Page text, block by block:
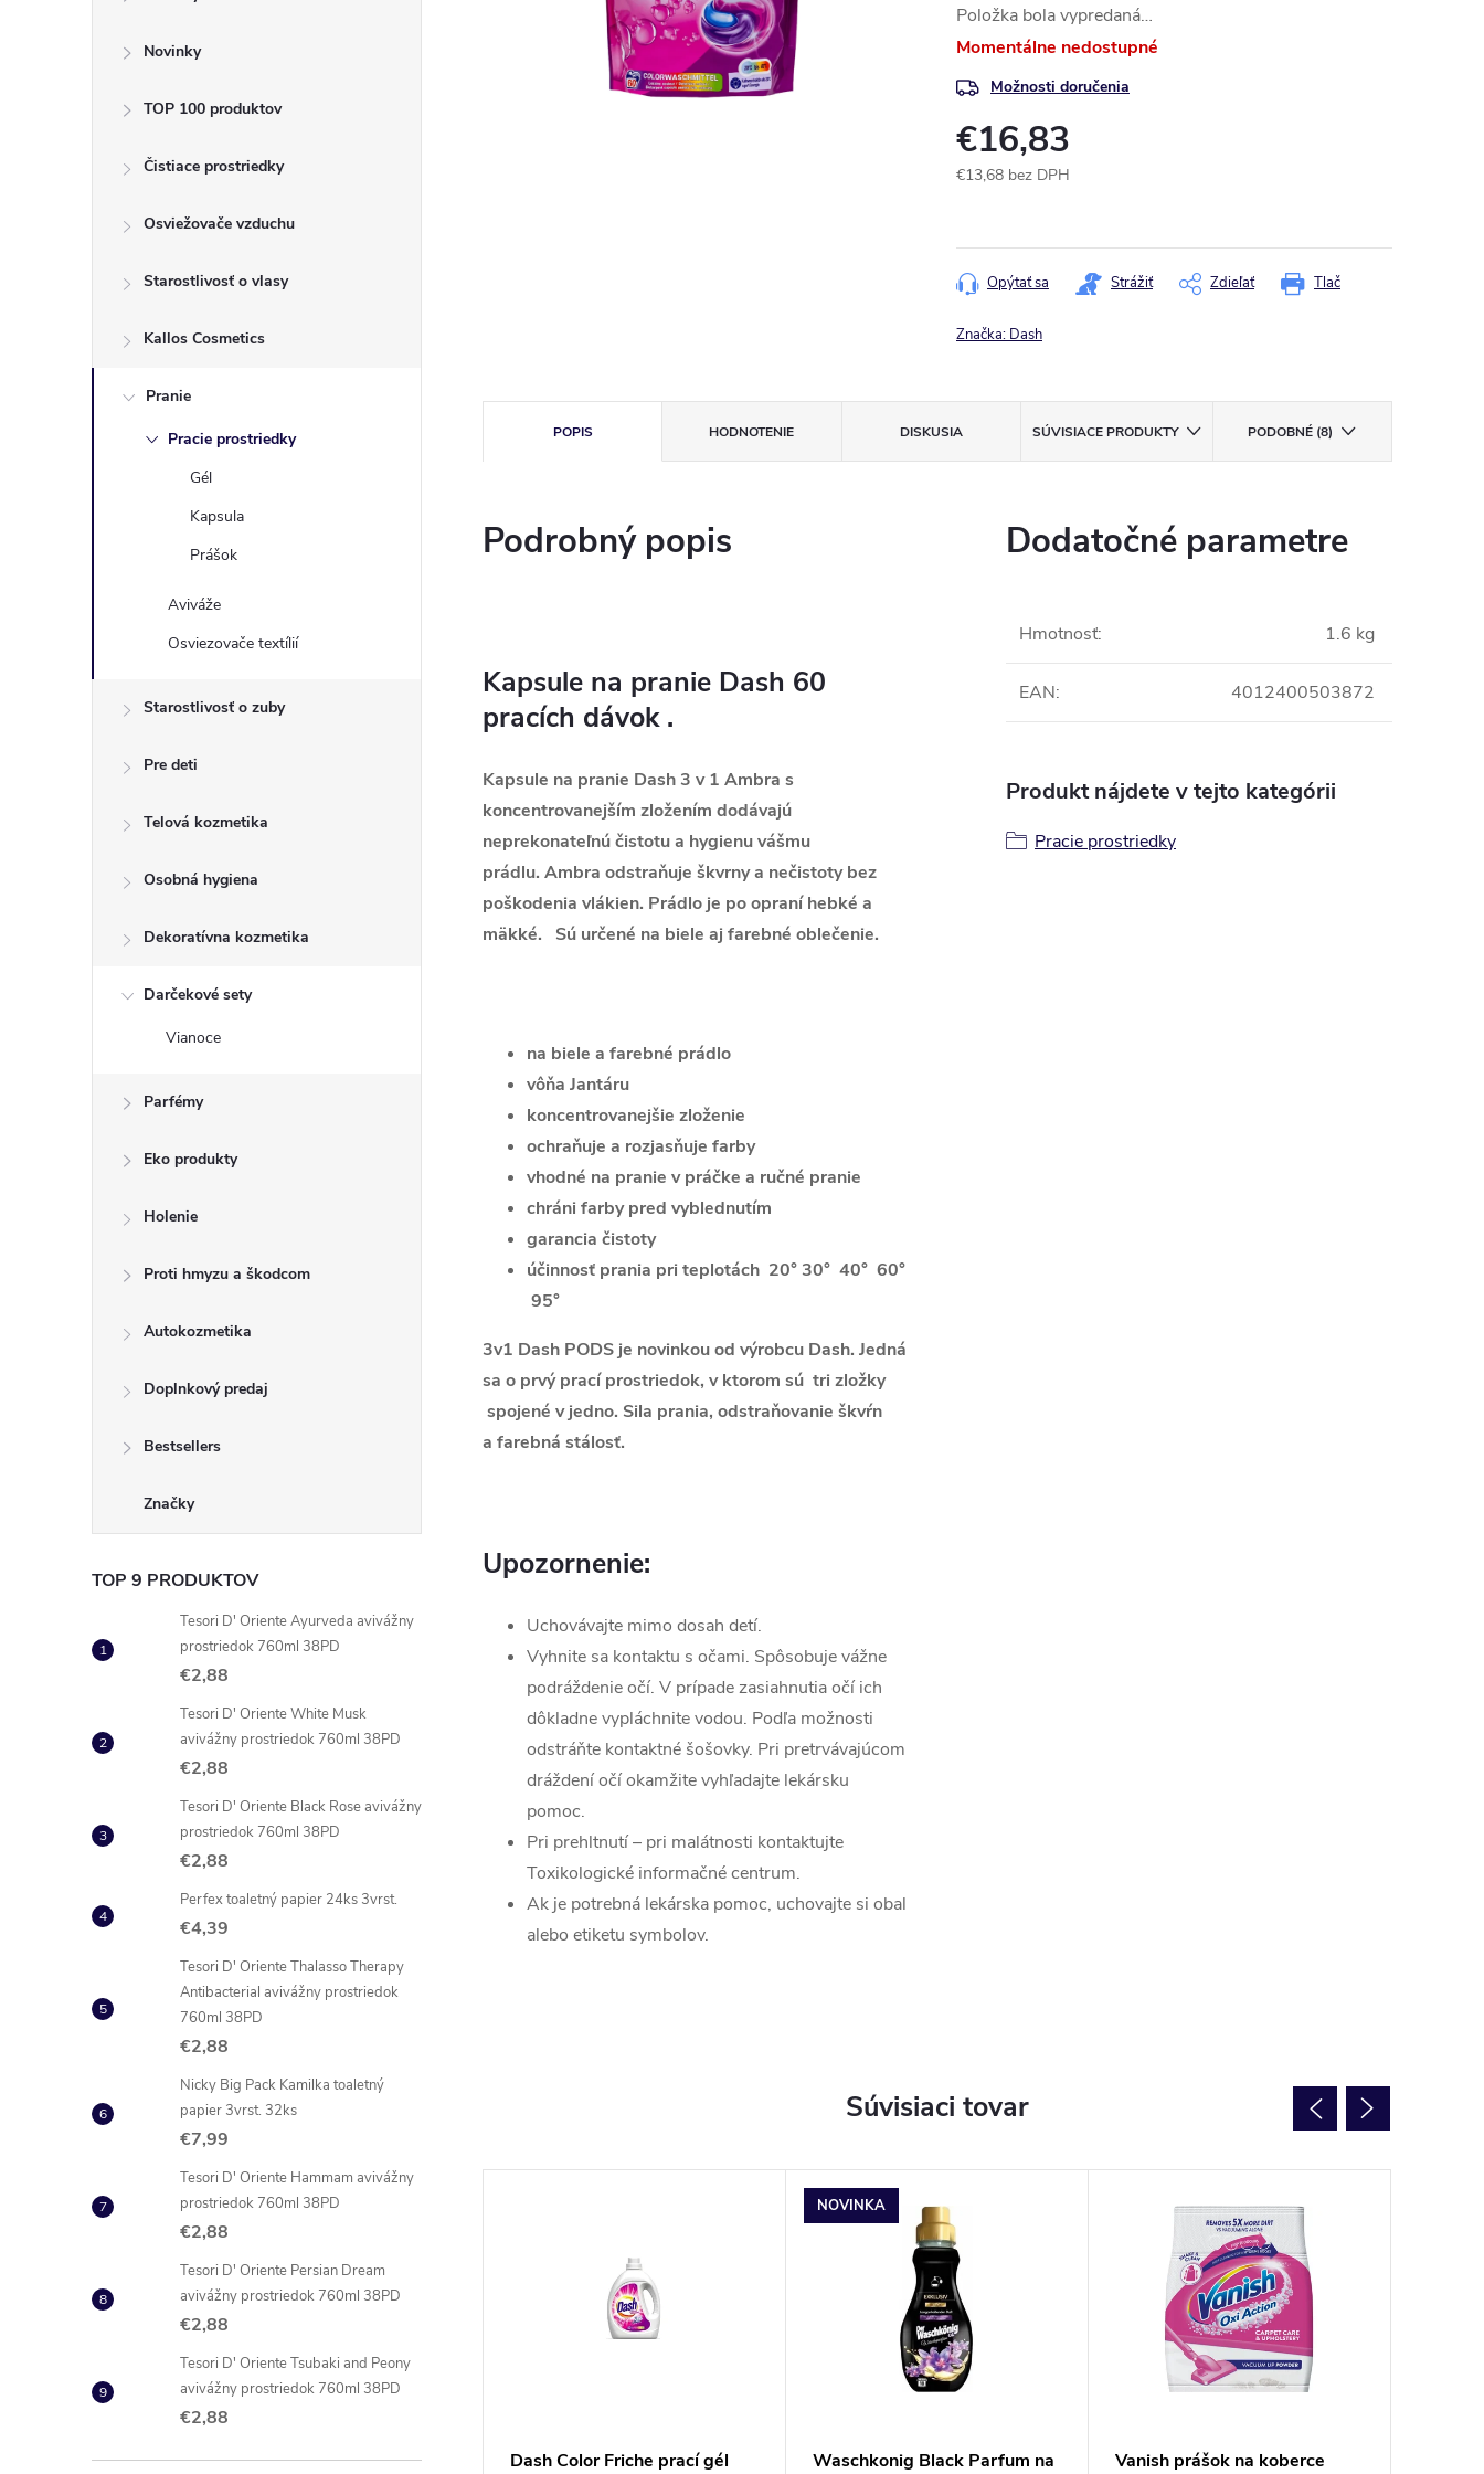
Novinky
TOP 100 produktov
Čistiace prostriedky
Osviežovače vzduchu
Starostlivosť o vlasy
Kallos Cosmetics
Pranie
Pracie prostriedky
Gél
Kapsula
Prášok
Aviváže
Osviezovače textílií
Starostlivosť o zuby
Pre deti
Telová kozmetika
Osobná hygiena
Dekoratívna kozmetika
Darčekové sety
Vianoce
Parfémy
Eko produkty
Holenie
Proti hmyzu a škodcom
Autokozmetika
Doplnkový predaj
Bestsellers
Značky
TOP 9 PRODUKTOV
Tesori D' Oriente Ayurveda avivážny
prostriedok 760ml 38PD
€2,88
Tesori D' Oriente White Musk
avivážny prostriedok 760ml 38PD
€2,88
Tesori D' Oriente Black Rose avivážny
prostriedok 760ml 38PD
€2,88
Perfex toaletný papier 24ks 3vrst.
€4,39
Tesori D' Oriente Thalasso Therapy
Antibacterial avivážny prostriedok
760ml 38PD
€2,88
Nicky Big Pack Kamilka toaletný
papier 3vrst. 32ks
€7,99
Tesori D' Oriente Hammam avivážny
prostriedok 760ml 38PD
€2,88
Tesori D' Oriente Persian Dream
avivážny prostriedok 760ml 38PD
€2,88
Tesori D' Oriente Tsubaki and Peony
avivážny prostriedok 760ml 38PD
€2,88
Položka bola vypredaná…
Momentálne nedostupné
Možnosti doručenia
€16,83
€13,68 bez DPH
Tlač
Opýtať sa Strážiť Zdieľať
Značka: Dash
POPIS HODNOTENIE DISKUSIA SÚVISIACE PRODUKTY PODOBNÉ (8)
Podrobný popis
Kapsule na pranie Dash 60
pracích dávok .
Kapsule na pranie Dash 3 v 1 Ambra s
koncentrovanejším zložením dodávajú
neprekonateľnú čistotu a hygienu vášmu
prádlu. Ambra odstraňuje škvrny a nečistoty bez
poškodenia vlákien. Prádlo je po opraní hebké a
mäkké. Sú určené na biele aj farebné oblečenie.
na biele a farebné prádlo
vôňa Jantáru
koncentrovanejšie zloženie
ochraňuje a rozjasňuje farby
vhodné na pranie v práčke a ručné pranie
chráni farby pred vyblednutím
garancia čistoty
účinnosť prania pri teplotách 20° 30° 40° 60°
95°
3v1 Dash PODS je novinkou od výrobcu Dash. Jedná
sa o prvý prací prostriedok, v ktorom sú tri zložky
spojené v jedno. Sila prania, odstraňovanie škvŕn
a farebná stálosť.
Upozornenie:
Uchovávajte mimo dosah detí.
Vyhnite sa kontaktu s očami. Spôsobuje vážne
podráždenie očí. V prípade zasiahnutia očí ich
dôkladne vypláchnite vodou. Podľa možnosti
odstráňte kontaktné šošovky. Pri pretrvávajúcom
dráždení očí okamžite vyhľadajte lekársku
pomoc.
Pri prehltnutí – pri malátnosti kontaktujte
Toxikologické informačné centrum.
Ak je potrebná lekárska pomoc, uchovajte si obal
alebo etiketu symbolov.
Dodatočné parametre
Hmotnosť: 1.6 kg
EAN: 4012400503872
Produkt nájdete v tejto kategórii
Pracie prostriedky
Súvisiaci tovar
Wash Ultra
NOVINKA
Well Done Fine prací gél na
Dash Color Friche prací gél
NOVINKA
Waschkonig Black Parfum na
Vanish prášok na koberce